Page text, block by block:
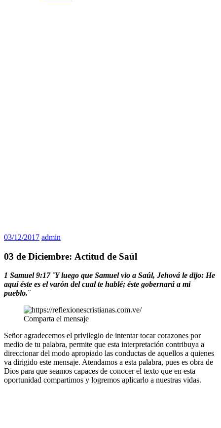
03/12/2017 admin
03 de Diciembre: Actitud de Saúl
1 Samuel 9:17 ¨Y luego que Samuel vio a Saúl, Jehová le dijo: He
aquí éste es el varón del cual te hablé; éste gobernará a mi
pueblo.¨
Comparta el mensaje
Señor agradecemos el privilegio de intentar tocar corazones por
medio de tu palabra, permite que esta interpretación contribuya a
direccionar del modo apropiado las conductas de aquellos a quienes
va dirigido este mensaje. Atendamos a esta palabra, pues es obra de
Dios para que seamos capaces de conocer el texto que en esta
oportunidad compartimos y logremos aplicarlo a nuestras vidas.